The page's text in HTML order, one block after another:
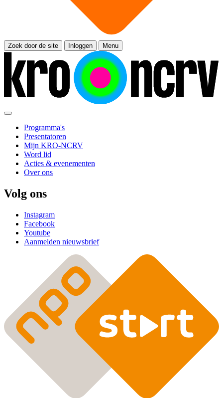
Zoek door de site Inloggen Menu
Programma's
Presentatoren
Mijn KRO-NCRV
Word lid
Acties & evenementen
Over ons
Volg ons
Instagram
Facebook
Youtube
Aanmelden nieuwsbrief